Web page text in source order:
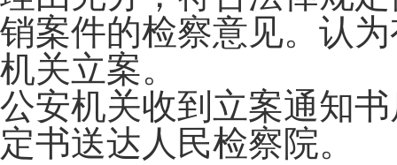
销案件的检察意见。认
机关立案。
公安机关收到立案通知
定书送达人民检察院。